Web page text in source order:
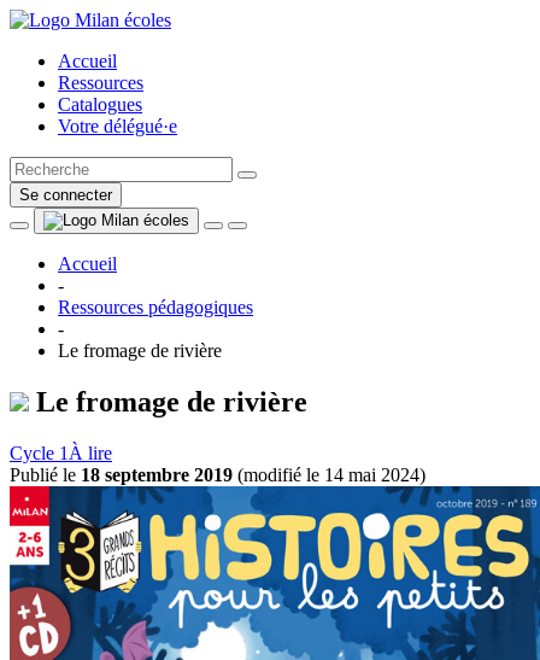
Accueil
Ressources
Catalogues
Votre délégué·e
Se connecter
Accueil
-
Ressources pédagogiques
-
Le fromage de rivière
Le fromage de rivière
Cycle 1 À lire
Publié le 18 septembre 2019 (modifié le 14 mai 2024)